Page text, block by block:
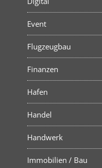
Event
Flugzeugbau
Finanzen
Hafen
Handel
Handwerk
Immobilien / Bau